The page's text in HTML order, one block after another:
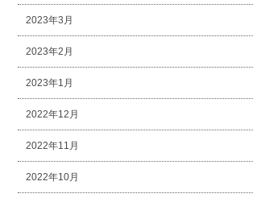
2023年3月
2023年2月
2023年1月
2022年12月
2022年11月
2022年10月